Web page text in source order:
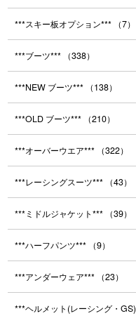
***スキー板オプション*** （7）
***ブーツ*** （338）
***NEW ブーツ*** （138）
***OLD ブーツ*** （210）
***オーバーウエア*** （322）
***レーシングスーツ*** （43）
***ミドルジャケット*** （39）
***ハーフパンツ*** （9）
***アンダーウェア*** （23）
***ヘルメット(レーシング・